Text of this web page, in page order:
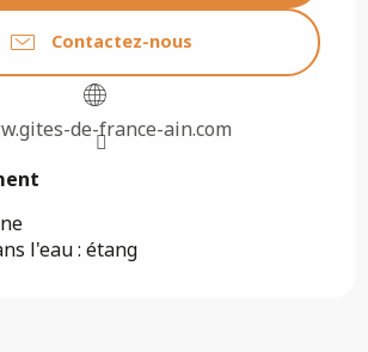
Contactez-nous
de-france-ain.com
l'eau : étang